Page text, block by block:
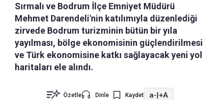
Sırmalı ve Bodrum İlçe Emniyet Müdürü
Mehmet Darendeli'nin katılımıyla düzenlediği
zirvede Bodrum turizminin bütün bir yıla
yayılması, bölge ekonomisinin güçlendirilmesi
ve Türk ekonomisine katkı sağlayacak yeni yol
haritaları ele alındı.
Özetle Dinle Kaydet a-|+A